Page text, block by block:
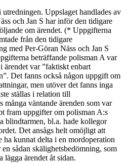
Uppslaget handlades av
och Jan S har inför den tidigare
om ärendet. (* Uppgifterna
från den tidigare
med Per-Göran Näss och Jan S
beträffande polisman A var
ärendet var ”faktiskt enbart
Det fanns också någon uppgift om
men utöver det fanns inga
ställas i relation till
många väntande ärenden som var
fram uppgifter om polisman A:s
blindtarmen, bl.a. hade kollegor
Det ansågs helt omöjligt att
kunnat delta i en mordoperation
sådan skälighetsbedömning, som
lägga ärendet åt sidan.